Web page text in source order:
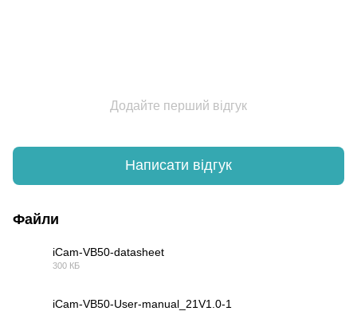
Додайте перший відгук
Написати відгук
Файли
iCam-VB50-datasheet
300 КБ
iCam-VB50-User-manual_21V1.0-1